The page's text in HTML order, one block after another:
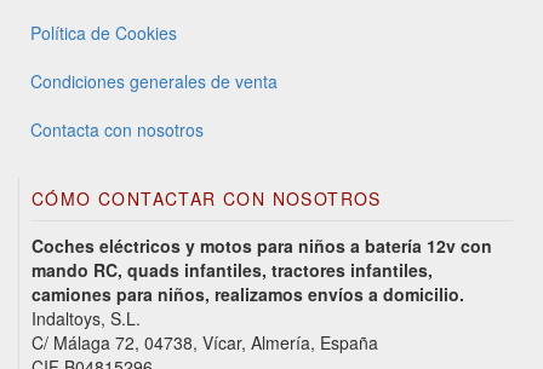
Política de Cookies
Condiciones generales de venta
Contacta con nosotros
CÓMO CONTACTAR CON NOSOTROS
Coches eléctricos y motos para niños a batería 12v con
mando RC, quads infantiles, tractores infantiles,
camiones para niños, realizamos envíos a domicilio.
Indaltoys, S.L.
C/ Málaga 72, 04738, Vícar, Almería, España